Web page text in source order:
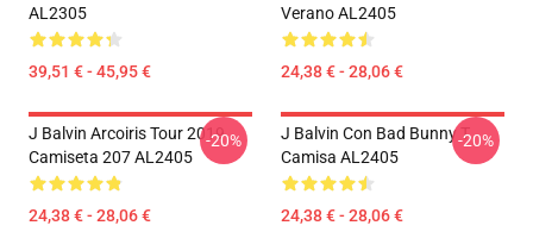
AL2305
39,51 € - 45,95 €
Verano AL2405
24,38 € - 28,06 €
J Balvin Arcoiris Tour 2019
Camiseta 207 AL2405
24,38 € - 28,06 €
-20%
J Balvin Con Bad Bunny T
Camisa AL2405
24,38 € - 28,06 €
-20%